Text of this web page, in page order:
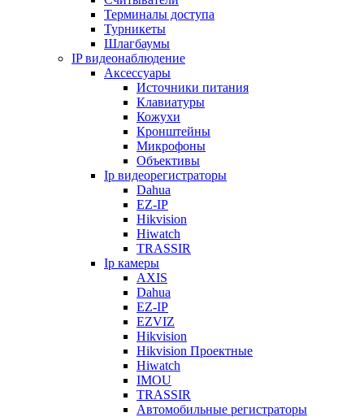
Терминалы доступа
Турникеты
Шлагбаумы
IP видеонаблюдение
Аксессуары
Источники питания
Клавиатуры
Кожухи
Кронштейны
Микрофоны
Объективы
Ip видеорегистраторы
Dahua
EZ-IP
Hikvision
Hiwatch
TRASSIR
Ip камеры
AXIS
Dahua
EZ-IP
EZVIZ
Hikvision
Hikvision Проектные
Hiwatch
IMOU
TRASSIR
Автомобильные регистраторы